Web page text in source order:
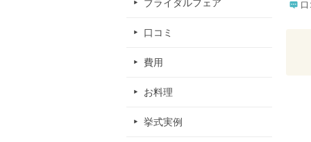
ブライダルフェア
口コミ
費用
お料理
挙式実例
口